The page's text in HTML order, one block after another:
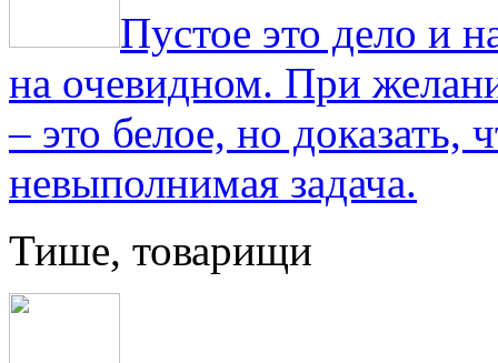
Пустое это дело и
на очевидном. При
– это белое, но доказать,
невыполнимая задача.
Тише, товарищи